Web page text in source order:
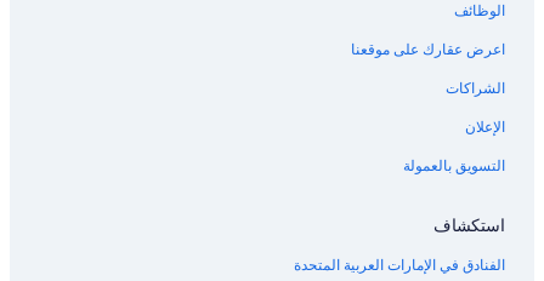
الوظائف
اعرض عقارك على موقعنا
الشراكات
الإعلان
التسويق بالعمولة
استكشاف
الفنادق في الإمارات العربية المتحدة